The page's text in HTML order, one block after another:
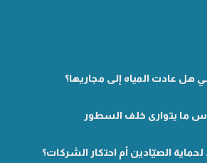
هل عادت المياه إلى مجاريها؟
ما يتوارى خلف السطور
الصيّادين أم احتكار الشركات؟